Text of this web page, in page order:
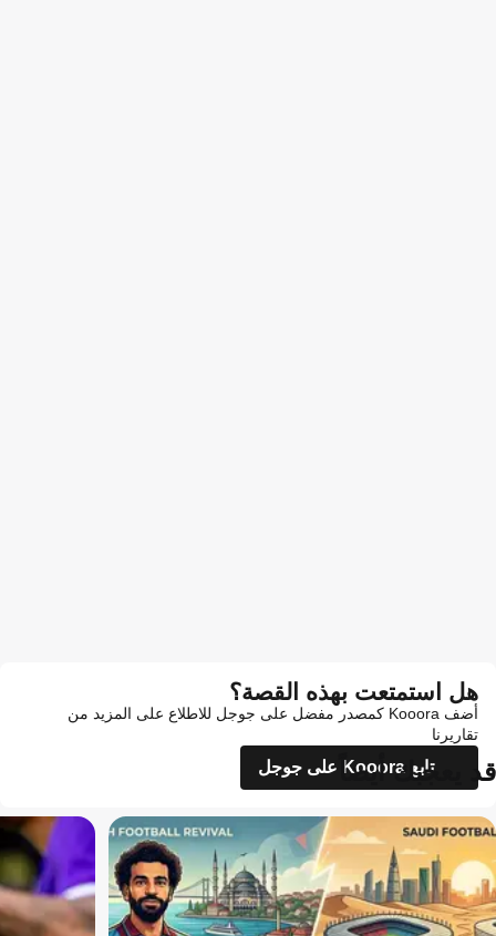
هل استمتعت بهذه القصة؟
أضف Kooora كمصدر مفضل على جوجل للاطلاع على المزيد من
تقاريرنا
تابع Kooora على جوجل
قد يعجبك أيضاً